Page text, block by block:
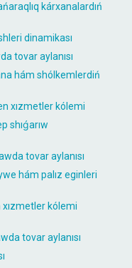
kárxanalardıń
dinamikası
tovar aylanısı
hám shólkemlerdiń
xızmetler kólemi
shıǵarıw
tovar aylanısı
hám palız eginleri
xızmetler kólemi
tovar aylanısı